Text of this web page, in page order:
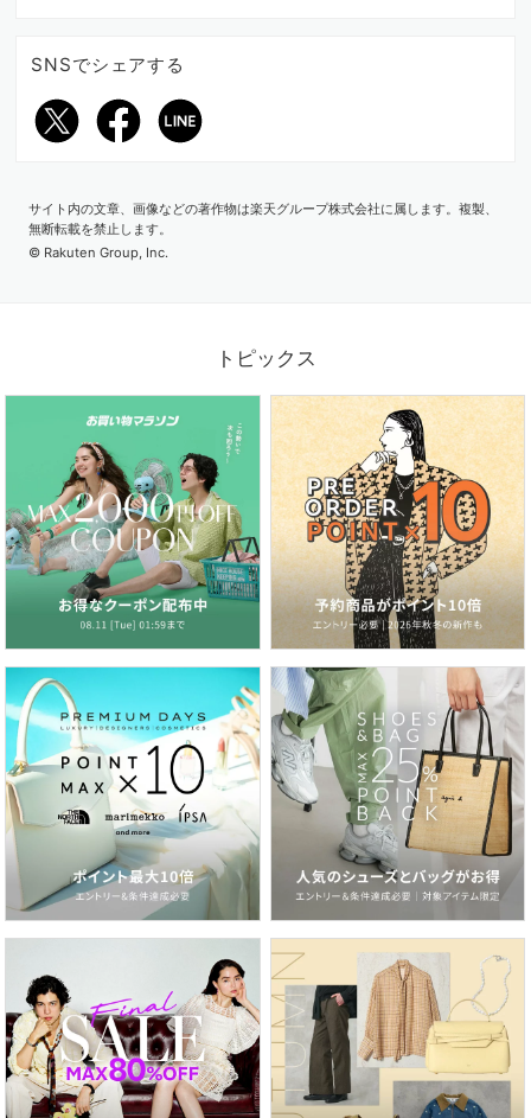
2026.07.03
梅雨から真夏まで大活躍！水陸両用パンツを日常に
2026.06.26
紫外線＆冷房対策にも！いま欲しいのは、サマーカーディガン
SNSでシェアする
サイト内の文章、画像などの著作物は楽天グループ株式会社に属します。複製、
無断転載を禁止します。
© Rakuten Group, Inc.
トピックス